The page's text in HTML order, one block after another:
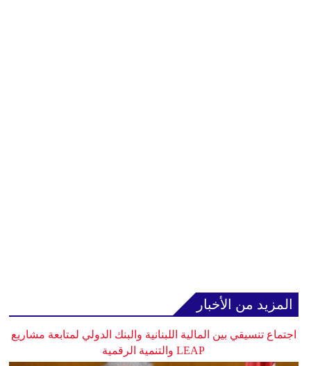
المزيد من الأخبار
اجتماع تنسيقي بين المالية اللبنانية والبنك الدولي لمتابعة مشاريع
LEAP والتنمية الرقمية